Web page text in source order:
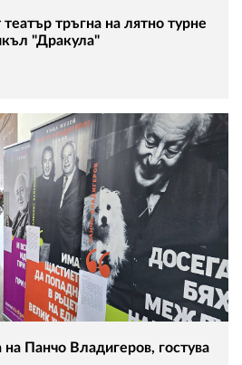
тръгна на лятно турне
"Дракула"
Панчо Владигеров, гостува